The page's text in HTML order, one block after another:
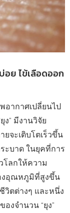
อย ไข้เลือดออก
อากาศเปลี่ยนไป
” มีงานวิจัย
จะเติบโตเร็วขึ้น
ะบาด ในยุคที่การ
โลกให้ความ
งอุณหภูมิที่สูงขึ้น
ตต่างๆ และหนึ่ง
งจำนวน “ยุง”